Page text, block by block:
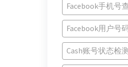
Facebook手机号
Facebook用户号
Cash账号状态检